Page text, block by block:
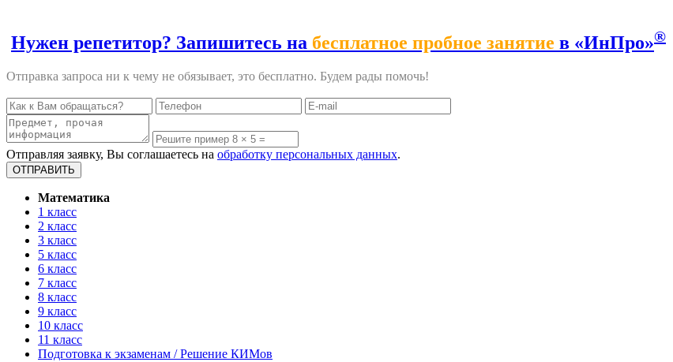
Нужен репетитор? Запишитесь на бесплатное пробное занятие в «ИнПро»®
Отправка запроса ни к чему не обязывает, это бесплатно. Будем рады помочь!
Отправляя заявку, Вы соглашаетесь на обработку персональных данных.
Математика
1 класс
2 класс
3 класс
5 класс
6 класс
7 класс
8 класс
9 класс
10 класс
11 класс
Подготовка к экзаменам / Решение КИМов